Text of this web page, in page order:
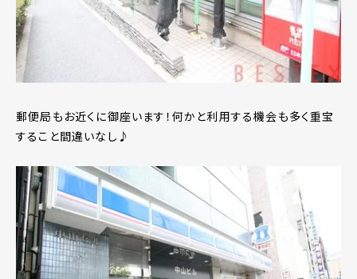
郵便局もお近くに御座います！何かと利用する機会も多く重宝
すること間違いなし♪